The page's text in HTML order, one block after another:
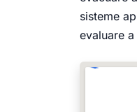
sisteme
evaluare